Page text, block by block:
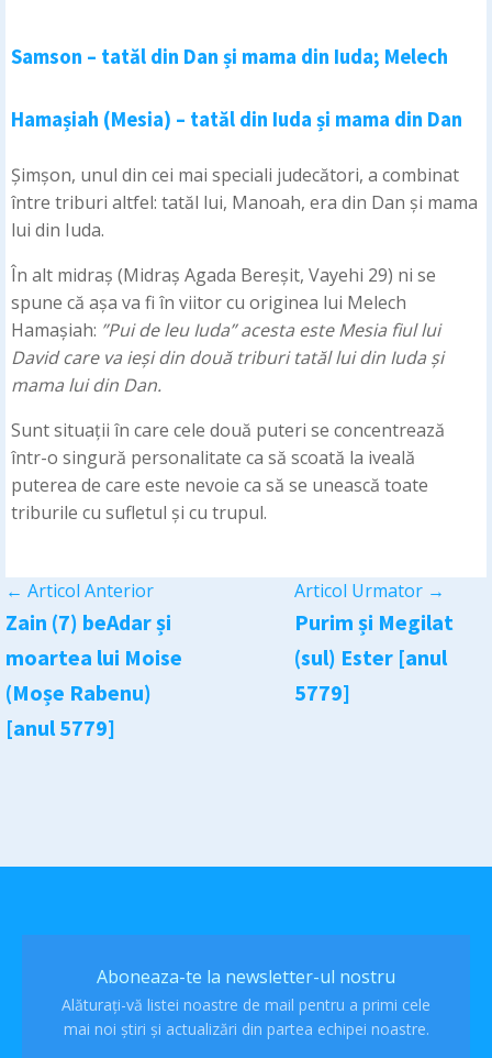
Samson – tatăl din Dan și mama din Iuda; Melech
Hamașiah (Mesia) – tatăl din Iuda și mama din Dan
Șimșon, unul din cei mai speciali judecători, a combinat
între triburi altfel: tatăl lui, Manoah, era din Dan și mama
lui din Iuda.
În alt midraș (Midraș Agada Bereșit, Vayehi 29) ni se
spune că așa va fi în viitor cu originea lui Melech
Hamașiah: ”Pui de leu Iuda” acesta este Mesia fiul lui
David care va ieși din două triburi tatăl lui din Iuda și
mama lui din Dan.
Sunt situații în care cele două puteri se concentrează
într-o singură personalitate ca să scoată la iveală
puterea de care este nevoie ca să se unească toate
triburile cu sufletul și cu trupul.
← Articol Anterior
Zain (7) beAdar și
moartea lui Moise
(Moșe Rabenu)
[anul 5779]
Articol Urmator →
Purim și Megilat
(sul) Ester [anul
5779]
Aboneaza-te la newsletter-ul nostru
Alăturați-vă listei noastre de mail pentru a primi cele
mai noi știri și actualizări din partea echipei noastre.